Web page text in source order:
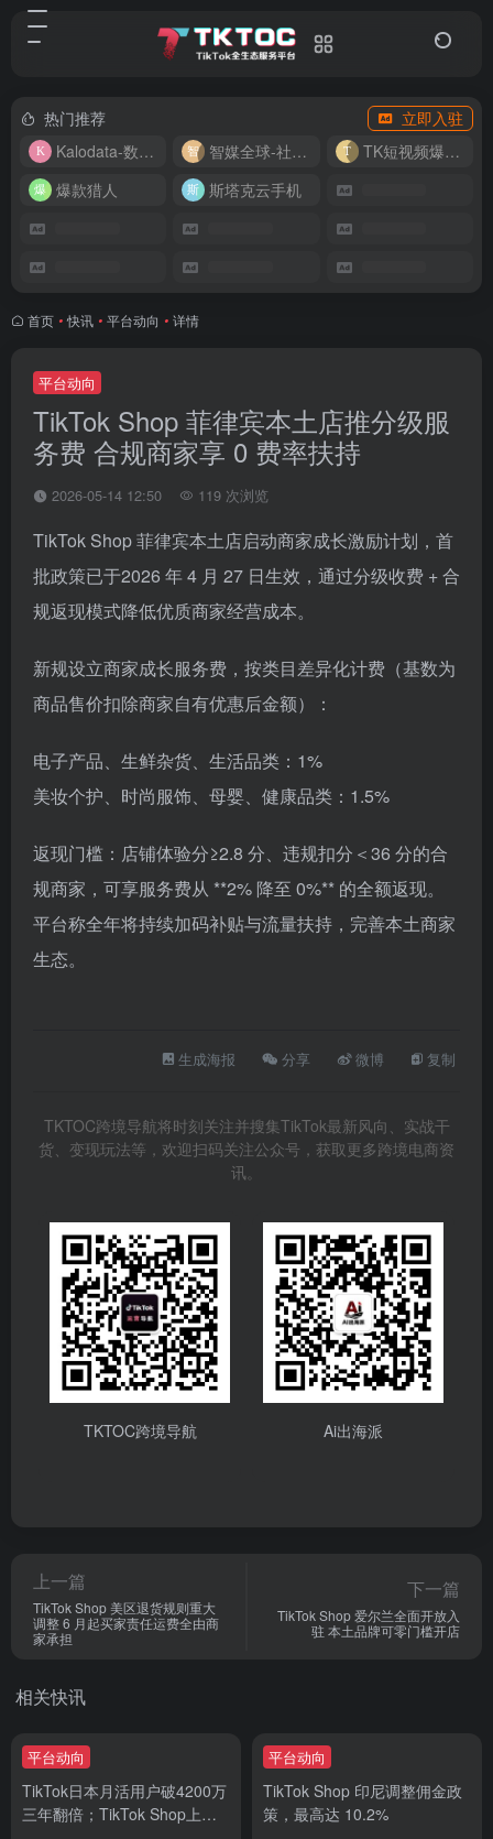
热门推荐
立即入驻
Kalodata-数据分析平台
智媒全球-社媒管理平台
TK短视频爆款复刻
爆款猎人
斯塔克云手机
首页 • 快讯 • 平台动向 • 详情
平台动向
TikTok Shop 菲律宾本土店推分级服
务费 合规商家享 0 费率扶持
2026-05-14 12:50 119 次浏览
TikTok Shop 菲律宾本土店启动商家成长激励计划，首
批政策已于2026 年 4 月 27 日生效，通过分级收费 + 合
规返现模式降低优质商家经营成本。
新规设立商家成长服务费，按类目差异化计费（基数为
商品售价扣除商家自有优惠后金额）：
电子产品、生鲜杂货、生活品类：1%
美妆个护、时尚服饰、母婴、健康品类：1.5%
返现门槛：店铺体验分≥2.8 分、违规扣分＜36 分的合
规商家，可享服务费从 **2% 降至 0%** 的全额返现。
平台称全年将持续加码补贴与流量扶持，完善本土商家
生态。
生成海报 分享 微博 复制
TKTOC跨境导航将时刻关注并搜集TikTok最新风向、实战干
货、变现玩法等，欢迎扫码关注公众号，获取更多跨境电商资
讯。
TKTOC跨境导航 Ai出海派
上一篇
TikTok Shop 美区退货规则重大
调整 6 月起买家责任运费全由商
家承担
下一篇
TikTok Shop 爱尔兰全面开放入
驻 本土品牌可零门槛开店
相关快讯
平台动向
TikTok日本月活用户破4200万
三年翻倍；TikTok Shop上线
平台动向
TikTok Shop 印尼调整佣金政
策，最高达 10.2%